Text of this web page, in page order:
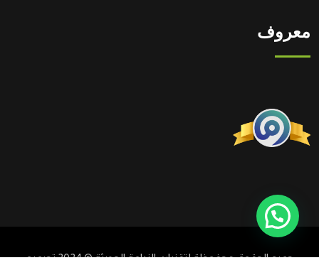
معروف
جميع الحقوق محفوظة لتقنيات الزراعة الحديثة © 2024 تصميم